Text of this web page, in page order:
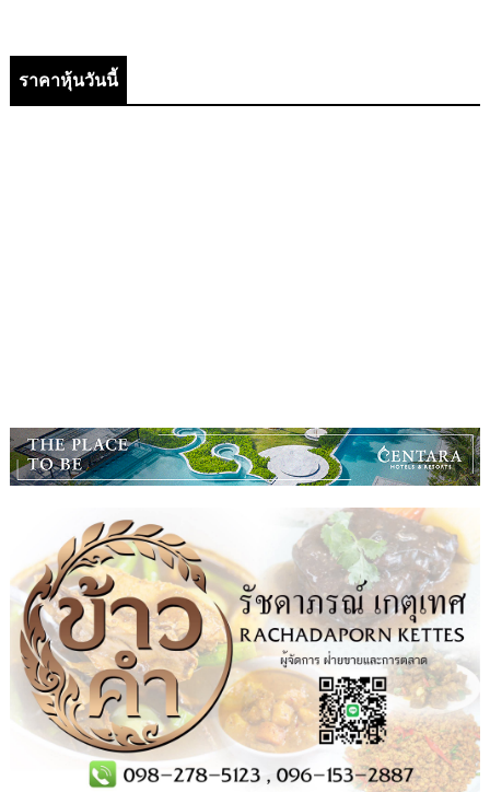
ราคาหุ้นวันนี้